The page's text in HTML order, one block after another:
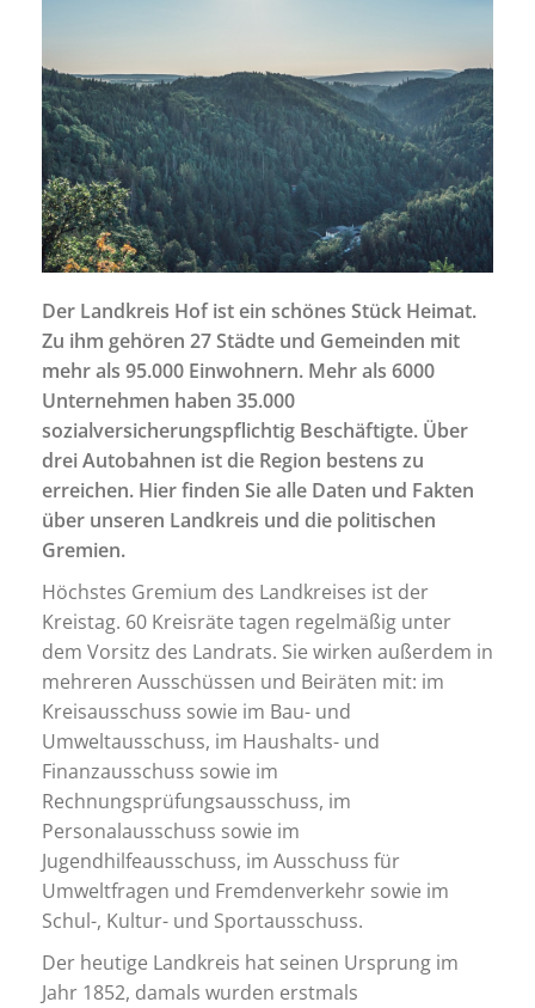
Der Landkreis Hof ist ein schönes Stück Heimat.
Zu ihm gehören 27 Städte und Gemeinden mit
mehr als 95.000 Einwohnern. Mehr als 6000
Unternehmen haben 35.000
sozialversicherungspflichtig Beschäftigte. Über
drei Autobahnen ist die Region bestens zu
erreichen. Hier finden Sie alle Daten und Fakten
über unseren Landkreis und die politischen
Gremien.
Höchstes Gremium des Landkreises ist der
Kreistag. 60 Kreisräte tagen regelmäßig unter
dem Vorsitz des Landrats. Sie wirken außerdem in
mehreren Ausschüssen und Beiräten mit: im
Kreisausschuss sowie im Bau- und
Umweltausschuss, im Haushalts- und
Finanzausschuss sowie im
Rechnungsprüfungsausschuss, im
Personalausschuss sowie im
Jugendhilfeausschuss, im Ausschuss für
Umweltfragen und Fremdenverkehr sowie im
Schul-, Kultur- und Sportausschuss.
Der heutige Landkreis hat seinen Ursprung im
Jahr 1852, damals wurden erstmals